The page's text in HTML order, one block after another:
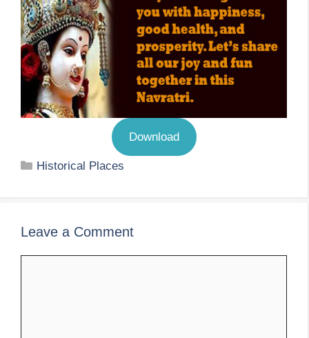
Download
Categories
Historical Places
Leave a Comment